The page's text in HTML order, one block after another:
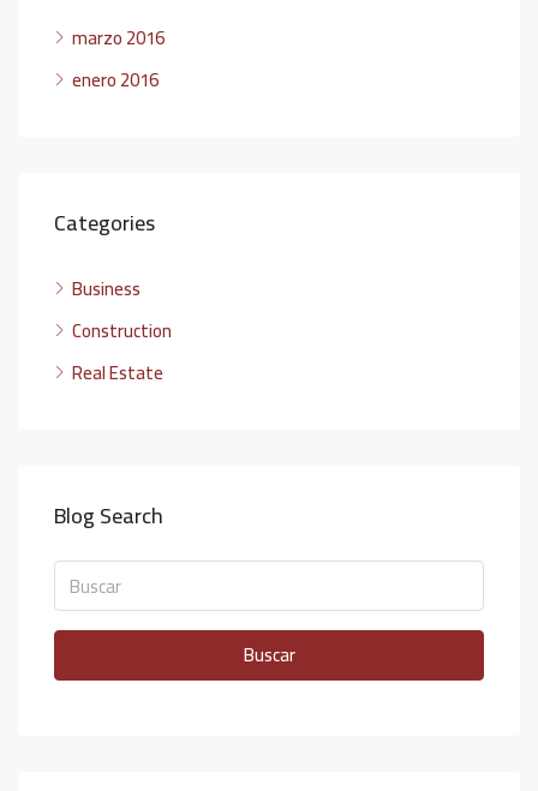
marzo 2016
enero 2016
Categories
Business
Construction
Real Estate
Blog Search
Buscar